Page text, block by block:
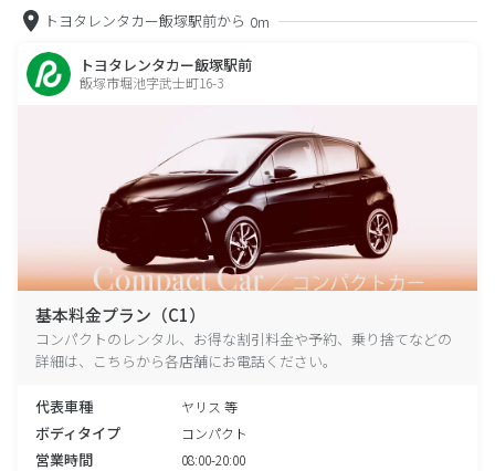
トヨタレンタカー飯塚駅前から 0m
トヨタレンタカー飯塚駅前
飯塚市堀池字武士町16-3
基本料金プラン（C1）
コンパクトのレンタル、お得な割引料金や予約、乗り捨てなどの
詳細は、こちらから各店舗にお電話ください。
代表車種 ヤリス 等
ボディタイプ コンパクト
営業時間 08:00-20:00